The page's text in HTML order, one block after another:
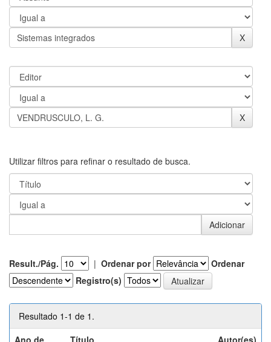
Utilizar filtros para refinar o resultado de busca.
Result./Pág. | Ordenar por
Ordenar
Registro(s)
Resultado 1-1 de 1.
Ano de
Título Autor(es)